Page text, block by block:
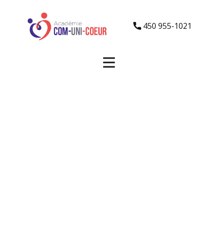
450 955-1021